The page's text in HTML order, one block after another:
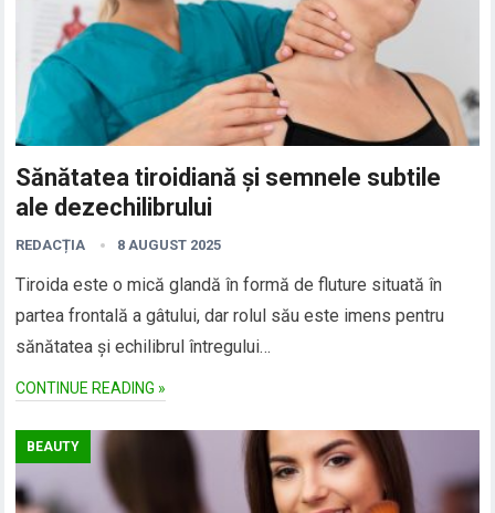
Sănătatea tiroidiană și semnele subtile
ale dezechilibrului
REDACȚIA 8 AUGUST 2025
Tiroida este o mică glandă în formă de fluture situată în
partea frontală a gâtului, dar rolul său este imens pentru
sănătatea și echilibrul întregului…
CONTINUE READING »
BEAUTY